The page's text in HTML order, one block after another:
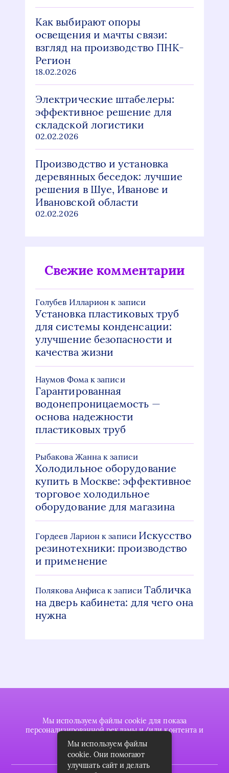
Как выбирают опоры
освещения и мачты связи:
взгляд на производство ПНК-
Регион
18.02.2026
Электрические штабелеры:
эффективное решение для
складской логистики
02.02.2026
Производство и установка
деревянных беседок: лучшие
решения в Шуе, Иванове и
Ивановской области
02.02.2026
Свежие комментарии
Голубев Илларион к записи
Установка пластиковых труб
для системы конденсации:
улучшение безопасности и
качества жизни
Наумов Фома к записи
Гарантированная
водонепроницаемость —
основа надежности
пластиковых труб
Рыбакова Жанна к записи
Холодильное оборудование
купить в Москве: эффективное
торговое холодильное
оборудование для магазина
Гордеев Ларион к записи Искусство
резинотехники: производство
и применение
Полякова Анфиса к записиТабличка
на дверь кабинета: для чего она
нужна
Мы используем файлы cookie для показа
персонализированной рекламы и/или контента и
анализа нашего трафика.
Мы используем файлы
cookie. Они помогают
улучшать сайт и делать